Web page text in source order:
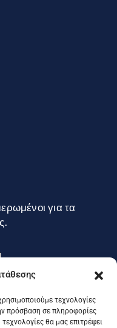
τεχνολογίες
πρόσβαση σε πληροφορίες
θα μας επιτρέψει
για τα